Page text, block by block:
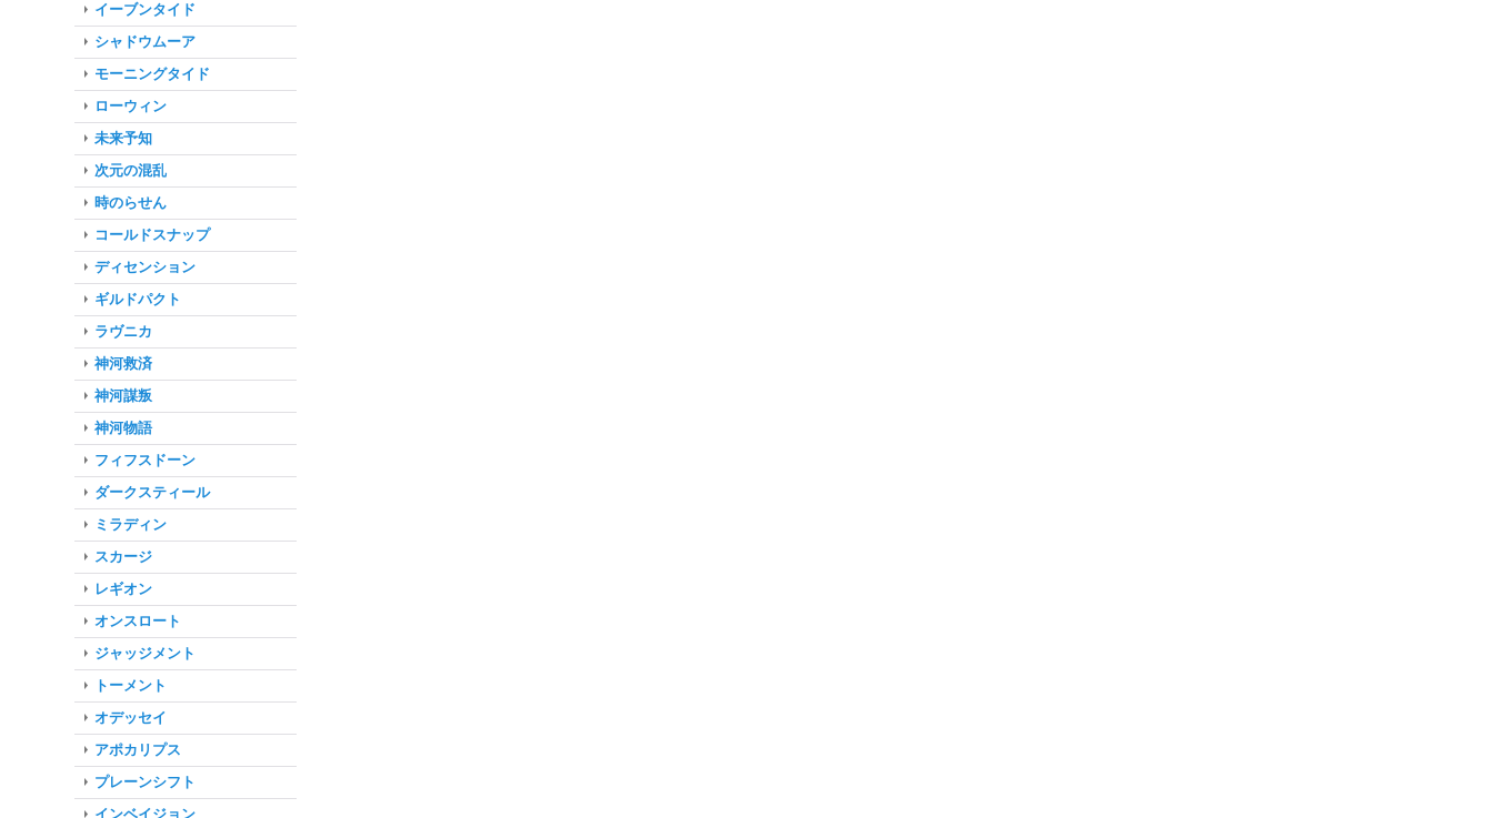
イーブンタイド
シャドウムーア
モーニングタイド
ローウィン
未来予知
次元の混乱
時のらせん
コールドスナップ
ディセンション
ギルドパクト
ラヴニカ
神河救済
神河謀叛
神河物語
フィフスドーン
ダークスティール
ミラディン
スカージ
レギオン
オンスロート
ジャッジメント
トーメント
オデッセイ
アポカリプス
プレーンシフト
インベイジョン